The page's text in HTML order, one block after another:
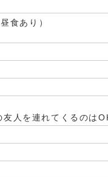
食あり）
人を連れてくるのは